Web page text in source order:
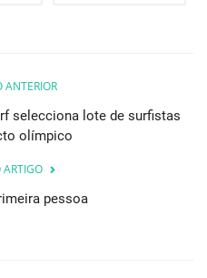
ANTERIOR
selecciona lote de surfistas
olímpico
ARTIGO
pessoa